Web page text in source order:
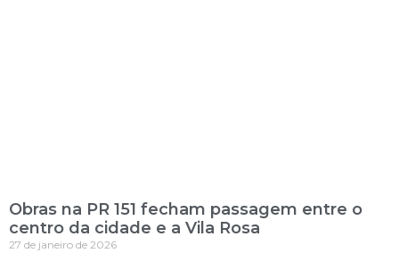
Obras na PR 151 fecham passagem entre o
centro da cidade e a Vila Rosa
27 de janeiro de 2026